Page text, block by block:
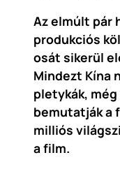
Az elmúlt pár
produkciós
osát sikerül
Mindezt Kína
pletykák,
bemutatják a
milliós
a film.